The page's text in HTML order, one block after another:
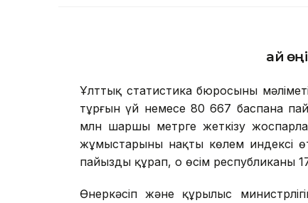
Қай
Ұлттық статистика бюросының
тұрғын үй немесе 80 667 баспана
млн шаршы метрге жеткізу
жұмыстарының нақты көлем индексі
пайызды құрап, оң өсім республиканың 17
Өнеркәсіп және құрылыс